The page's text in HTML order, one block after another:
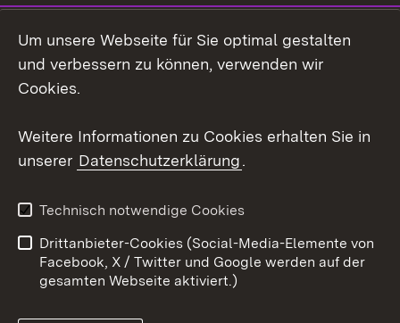
Link zum Landesportal
Um unsere Webseite für Sie optimal gestalten
und verbessern zu können, verwenden wir
Cookies.
Weitere Informationen zu Cookies erhalten Sie in
unserer Datenschutzerklärung.
Technisch notwendige Cookies
Drittanbieter-Cookies (Social-Media-Elemente von
Facebook, X / Twitter und Google werden auf der
gesamten Webseite aktiviert.)